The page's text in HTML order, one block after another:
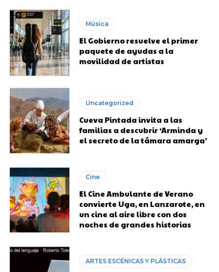
Música
El Gobierno resuelve el primer
paquete de ayudas a la
movilidad de artistas
Uncategorized
Cueva Pintada invita a las
familias a descubrir ‘Arminda y
el secreto de la támara amarga’
Cine
El Cine Ambulante de Verano
convierte Uga, en Lanzarote, en
un cine al aire libre con dos
noches de grandes historias
ARTES ESCÉNICAS Y PLÁSTICAS